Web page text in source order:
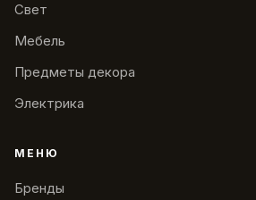
Свет
Мебель
Предметы декора
Электрика
МЕНЮ
Бренды